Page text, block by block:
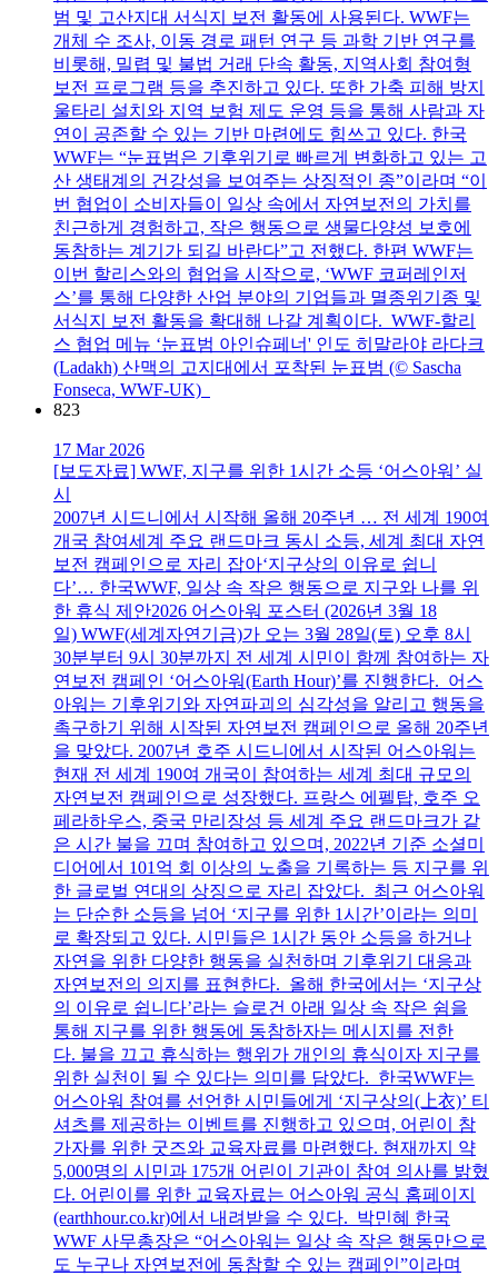
범 및 고산지대 서식지 보전 활동에 사용된다. WWF는
개체 수 조사, 이동 경로 패턴 연구 등 과학 기반 연구를
비롯해, 밀렵 및 불법 거래 단속 활동, 지역사회 참여형
보전 프로그램 등을 추진하고 있다. 또한 가축 피해 방지
울타리 설치와 지역 보험 제도 운영 등을 통해 사람과 자
연이 공존할 수 있는 기반 마련에도 힘쓰고 있다. 한국
WWF는 “눈표범은 기후위기로 빠르게 변화하고 있는 고
산 생태계의 건강성을 보여주는 상징적인 종”이라며 “이
번 협업이 소비자들이 일상 속에서 자연보전의 가치를
친근하게 경험하고, 작은 행동으로 생물다양성 보호에
동참하는 계기가 되길 바란다”고 전했다. 한편 WWF는
이번 할리스와의 협업을 시작으로, ‘WWF 코퍼레인저
스’를 통해 다양한 산업 분야의 기업들과 멸종위기종 및
서식지 보전 활동을 확대해 나갈 계획이다. WWF-할리
스 협업 메뉴 ‘눈표범 아인슈페너' 인도 히말라야 라다크
(Ladakh) 산맥의 고지대에서 포착된 눈표범 (© Sascha
Fonseca, WWF-UK)
823
17 Mar 2026
[보도자료] WWF, 지구를 위한 1시간 소등 ‘어스아워’ 실
시
2007년 시드니에서 시작해 올해 20주년 … 전 세계 190여
개국 참여세계 주요 랜드마크 동시 소등, 세계 최대 자연
보전 캠페인으로 자리 잡아‘지구상의 이유로 쉽니
다’… 한국WWF, 일상 속 작은 행동으로 지구와 나를 위
한 휴식 제안2026 어스아워 포스터 (2026년 3월 18
일) WWF(세계자연기금)가 오는 3월 28일(토) 오후 8시
30분부터 9시 30분까지 전 세계 시민이 함께 참여하는 자
연보전 캠페인 ‘어스아워(Earth Hour)’를 진행한다. 어스
아워는 기후위기와 자연파괴의 심각성을 알리고 행동을
촉구하기 위해 시작된 자연보전 캠페인으로 올해 20주년
을 맞았다. 2007년 호주 시드니에서 시작된 어스아워는
현재 전 세계 190여 개국이 참여하는 세계 최대 규모의
자연보전 캠페인으로 성장했다. 프랑스 에펠탑, 호주 오
페라하우스, 중국 만리장성 등 세계 주요 랜드마크가 같
은 시간 불을 끄며 참여하고 있으며, 2022년 기준 소셜미
디어에서 101억 회 이상의 노출을 기록하는 등 지구를 위
한 글로벌 연대의 상징으로 자리 잡았다. 최근 어스아워
는 단순한 소등을 넘어 ‘지구를 위한 1시간’이라는 의미
로 확장되고 있다. 시민들은 1시간 동안 소등을 하거나
자연을 위한 다양한 행동을 실천하며 기후위기 대응과
자연보전의 의지를 표현한다. 올해 한국에서는 ‘지구상
의 이유로 쉽니다’라는 슬로건 아래 일상 속 작은 쉼을
통해 지구를 위한 행동에 동참하자는 메시지를 전한
다. 불을 끄고 휴식하는 행위가 개인의 휴식이자 지구를
위한 실천이 될 수 있다는 의미를 담았다. 한국WWF는
어스아워 참여를 선언한 시민들에게 ‘지구상의(上衣)’ 티
셔츠를 제공하는 이벤트를 진행하고 있으며, 어린이 참
가자를 위한 굿즈와 교육자료를 마련했다. 현재까지 약
5,000명의 시민과 175개 어린이 기관이 참여 의사를 밝혔
다. 어린이를 위한 교육자료는 어스아워 공식 홈페이지
(earthhour.co.kr)에서 내려받을 수 있다. 박민혜 한국
WWF 사무총장은 “어스아워는 일상 속 작은 행동만으로
도 누구나 자연보전에 동참할 수 있는 캠페인”이라며